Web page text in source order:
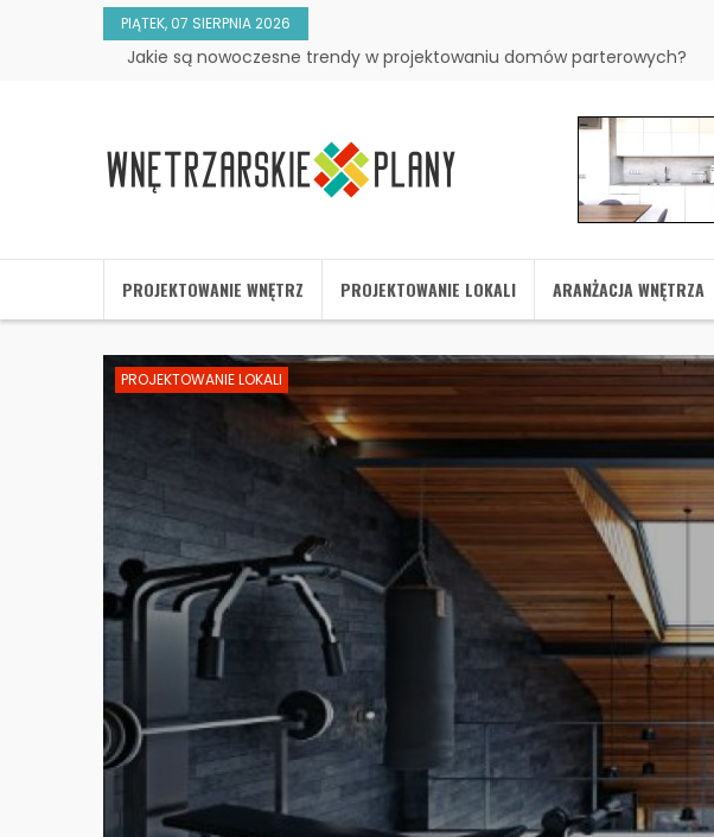
PIĄTEK, 07 SIERPNIA 2026
Jakie są nowoczesne trendy w projektowaniu domów parterowych?
PROJEKTOWANIE WNĘTRZ PROJEKTOWANIE LOKALI ARANŻACJA WNĘTRZA
PROJEKTOWANIE LOKALI